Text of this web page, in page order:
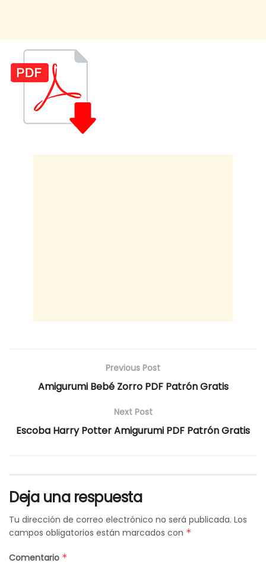
Previous Post
Amigurumi Bebé Zorro PDF Patrón Gratis
Next Post
Escoba Harry Potter Amigurumi PDF Patrón Gratis
Deja una respuesta
Tu dirección de correo electrónico no será publicada. Los
campos obligatorios están marcados con *
Comentario *